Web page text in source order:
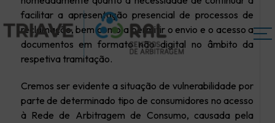
facilitar a apresentação presencial de processos de
reclamação, bem como a permitir o envio e o acesso a
documentos em formato não digital no âmbito da
respetiva tramitação.
Cremos ser evidente a situação de vulnerabilidade por
parte de determinado tipo de consumidores no acesso
à Rede de Arbitragem de Consumo, causada pela